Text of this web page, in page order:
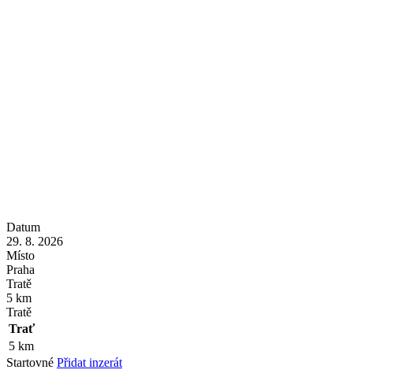
Datum
29. 8. 2026
Místo
Praha
Tratě
5 km
Tratě
Trať
5 km
Startovné Přidat inzerát